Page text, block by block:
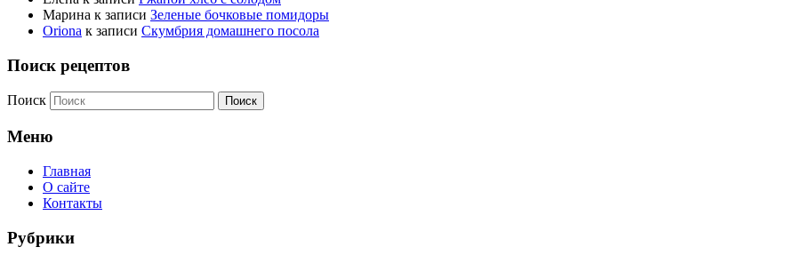
Марина к записи Зеленые бочковые помидоры
Oriona к записи Скумбрия домашнего посола
Поиск рецептов
Поиск
Меню
Главная
О сайте
Контакты
Рубрики